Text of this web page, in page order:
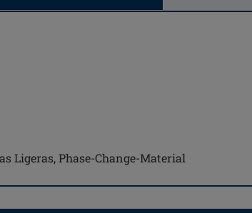
Ligeras, Phase-Change-Material